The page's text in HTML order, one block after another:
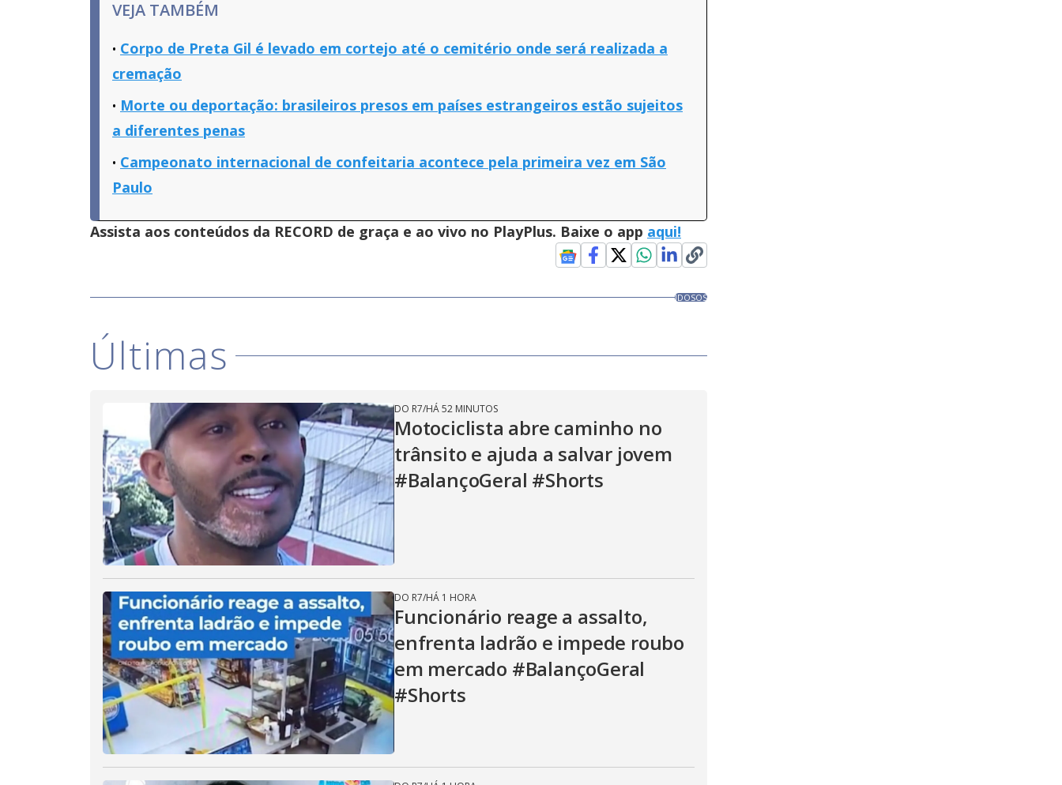
VEJA TAMBÉM
Corpo de Preta Gil é levado em cortejo até o cemitério onde será realizada a
cremação
Morte ou deportação: brasileiros presos em países estrangeiros estão sujeitos
a diferentes penas
Campeonato internacional de confeitaria acontece pela primeira vez em São
Paulo
Assista aos conteúdos da RECORD de graça e ao vivo no PlayPlus. Baixe o app aqui!
IDOSOS
Últimas
DO R7/HÁ 52 MINUTOS
Motociclista abre caminho no
trânsito e ajuda a salvar jovem
#BalançoGeral #Shorts
DO R7/HÁ 1 HORA
Funcionário reage a assalto,
enfrenta ladrão e impede roubo
em mercado #BalançoGeral
#Shorts